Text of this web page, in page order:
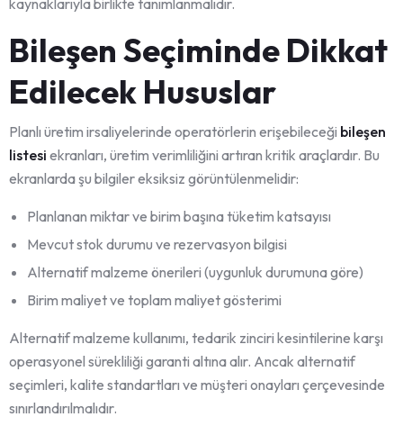
Bileşen Seçiminde Dikkat
Edilecek Hususlar
Planlı üretim irsaliyelerinde operatörlerin erişebileceği bileşen
listesi ekranları, üretim verimliliğini artıran kritik araçlardır. Bu
ekranlarda şu bilgiler eksiksiz görüntülenmelidir:
Planlanan miktar ve birim başına tüketim katsayısı
Mevcut stok durumu ve rezervasyon bilgisi
Alternatif malzeme önerileri (uygunluk durumuna göre)
Birim maliyet ve toplam maliyet gösterimi
Alternatif malzeme kullanımı, tedarik zinciri kesintilerine karşı
operasyonel sürekliliği garanti altına alır. Ancak alternatif
seçimleri, kalite standartları ve müşteri onayları çerçevesinde
sınırlandırılmalıdır.